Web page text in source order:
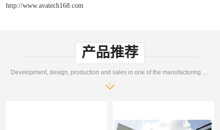
http://www.avatech168.com
产品推荐
Development, design, production and sales in one of the manufacturing enterprises